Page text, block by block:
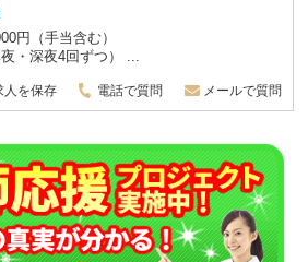
円（手当含む）
・深夜4回ずつ） ...
人を保存 電話で質問 メールで質問